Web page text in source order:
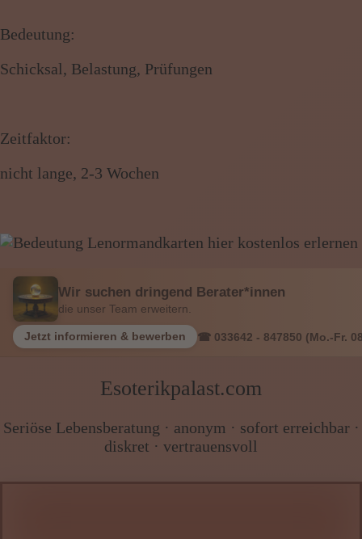
Tarotkarten
Menü: Beraterübersicht Kategorien
Menü: Beraterübersicht von A bis Z
Bedeutung:
Schicksal, Belastung, Prüfungen
Zeitfaktor:
nicht lange, 2-3 Wochen
Wir suchen dringend Berater*innen
die unser Team erweitern.
Jetzt informieren & bewerben ☎ 033642 - 847850 (Mo.-Fr.
Esoterikpalast.com
Seriöse Lebensberatung · anonym · sofort erreichbar ·
diskret · vertrauensvoll